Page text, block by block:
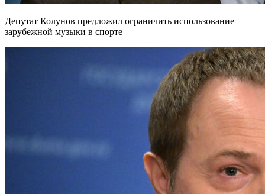
Депутат Колунов предложил ограничить использование
зарубежной музыки в спорте